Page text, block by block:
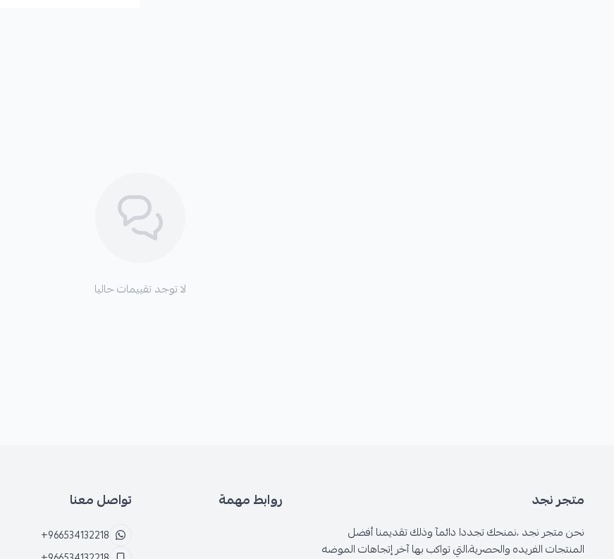
لا توجد تقييمات حاليا
متجر نجد
نحن متجر نجد ،نمنحك تجددا دائمآ وذلك تقديمنا أفضل
المنتجات الفريده والحصرية،التي تواكب بها آخر إتجاهات الموضه
روابط مهمة تواصل معنا
+966534132218